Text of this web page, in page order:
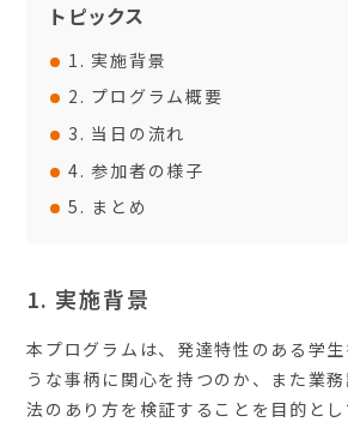
トピックス
1. 実施背景
2. プログラム概要
3. 当日の流れ
4. 参加者の様子
5. まとめ
1. 実施背景
本プログラムは、発達特性のある学
うな事柄に関心を持つのか、また業
法のあり方を検証することを目的とし